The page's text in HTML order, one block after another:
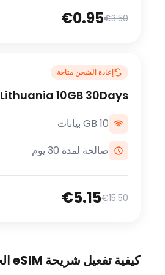
€3.50
€0.95
إعادة الشحن متاحة
Lithuania 10GB 30Days
10 GB بيانات
صالحة لمدة 30 يوم
€15.50
€5.15
كيفية تفعيل شريحة eSIM الخاصة بك في Lithuania